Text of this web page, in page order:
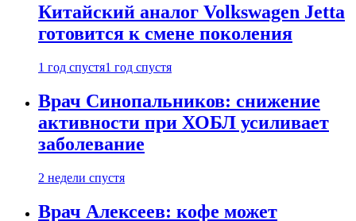
Китайский аналог Volkswagen Jetta
готовится к смене поколения
1 год спустя1 год спустя
Врач Синопальников: снижение
активности при ХОБЛ усиливает
заболевание
2 недели спустя
Врач Алексеев: кофе может